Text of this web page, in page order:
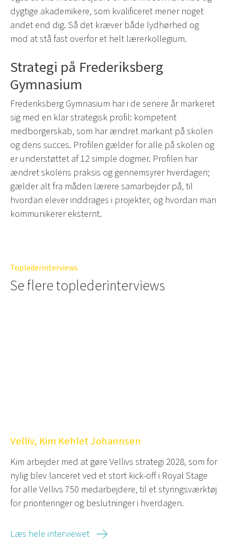
dygtige akademikere, som kvalificeret mener noget
andet end dig. Så det kræver både lydhørhed og
mod at stå fast overfor et helt lærerkollegium.
Strategi på Frederiksberg
Gymnasium
Frederiksberg Gymnasium har i de senere år markeret
sig med en klar strategisk profil: kompetent
medborgerskab, som har ændret markant på skolen
og dens succes. Profilen gælder for alle på skolen og
er understøttet af 12 simple dogmer. Profilen har
ændret skolens praksis og gennemsyrer hverdagen;
gælder alt fra måden lærere samarbejder på, til
hvordan elever inddrages i projekter, og hvordan man
kommunikerer eksternt.
Toplederinterviews
Se flere toplederinterviews
Velliv, Kim Kehlet Johannsen
Kim arbejder med at gøre Vellivs strategi 2028, som for
nylig blev lanceret ved et stort kick-off i Royal Stage
for alle Vellivs 750 medarbejdere, til et styringsværktøj
for prioriteringer og beslutninger i hverdagen.
Læs hele interviewet